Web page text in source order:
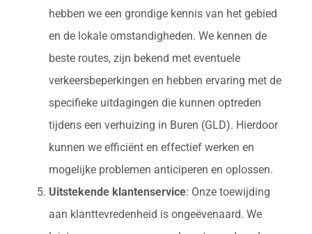
hebben we een grondige kennis van het gebied
en de lokale omstandigheden. We kennen de
beste routes, zijn bekend met eventuele
verkeersbeperkingen en hebben ervaring met de
specifieke uitdagingen die kunnen optreden
tijdens een verhuizing in Buren (GLD). Hierdoor
kunnen we efficiënt en effectief werken en
mogelijke problemen anticiperen en oplossen.
Uitstekende klantenservice: Onze toewijding
aan klanttevredenheid is ongeëvenaard. We